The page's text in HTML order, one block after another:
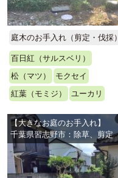
庭木のお手入れ（剪定・伐採）
百日紅（サルスベリ）
松（マツ）
モクセイ
紅葉（モミジ）
ユーカリ
【大きなお庭のお手入れ】
千葉県習志野市：除草、剪定